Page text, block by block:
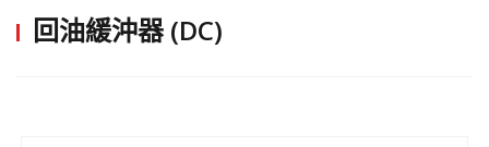
回油緩沖器 (DC)